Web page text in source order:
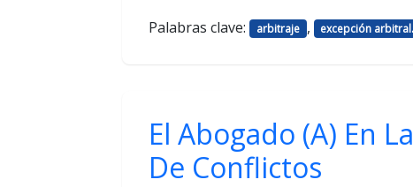
Palabras clave: arbitraje , excepción arbitral.
El Abogado (A) En
De Conflictos